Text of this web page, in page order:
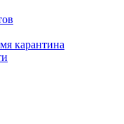
карантина